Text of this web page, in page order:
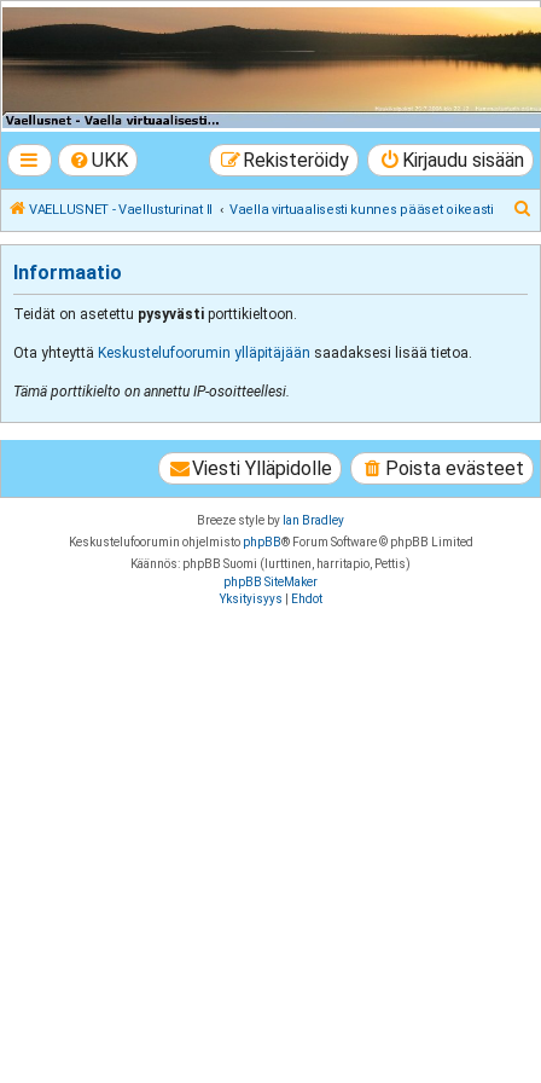
VAELLUSNET -
Vaellusturinat II
UKK Kirjaudu sisään
Rekisteröidy
VAELLUSNET - Vaellusturinat II Vaella virtuaalisesti kunnes pääset oikeasti
Informaatio
Teidät on asetettu pysyvästi porttikieltoon.
Ota yhteyttä Keskustelufoorumin ylläpitäjään saadaksesi lisää tietoa.
Tämä porttikielto on annettu IP-osoitteellesi.
Poista evästeet
Viesti Ylläpidolle
Breeze style by Ian Bradley
Keskustelufoorumin ohjelmisto phpBB® Forum Software © phpBB Limited
Käännös: phpBB Suomi (lurttinen, harritapio, Pettis)
phpBB SiteMaker
Yksityisyys
Ehdot